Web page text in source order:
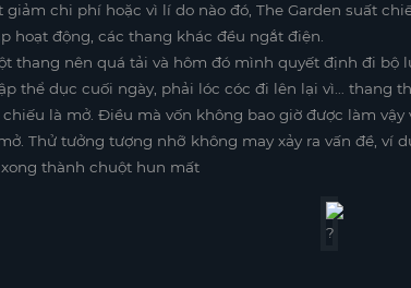
giảm chi phí hoặc vì lí do nào đó, The Garden suất
hoạt động, các thang khác đều ngắt điện.
thang nên quá tải và hôm đó mình quyết định đi bộ
thể dục cuối ngày, phải lóc cóc đi lên lại vì… thang
là mở. Điều mà vốn không bao giờ được làm
Thử tưởng tượng nhỡ không may xảy ra vấn đề, ví
thành chuột hun mất